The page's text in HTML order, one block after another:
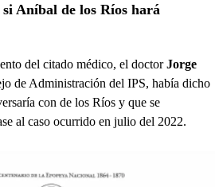
Aníbal de los Ríos hará
del citado médico, el doctorJorge
de Administración del IPS, había dicho
con de los Ríos y que se
al caso ocurrido en julio del 2022.